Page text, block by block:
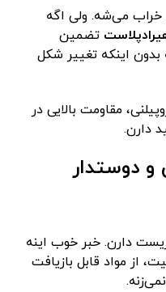
خراب می‌شه. ولی اگه
تضمین
اینکه تغییر شکل
مقاومت بالایی در
دارن.
و دوستدار
دارن. خبر خوب اینه
از مواد قابل بازیافت